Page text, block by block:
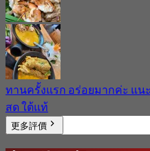
ทานครั้งแรก อร่อยมากค่ะ แน
สด ใต้แท้
更多評價